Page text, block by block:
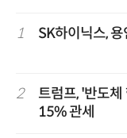
1 SK하이닉스,
2
트럼프, '반도체
15% 관세